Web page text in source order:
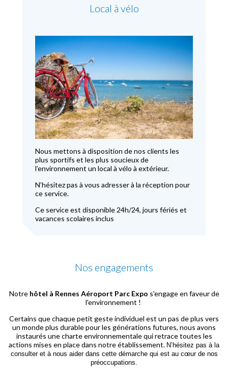
Local à vélo
Nous mettons à disposition de nos clients les
plus sportifs et les plus soucieux de
l’environnement un local à vélo à extérieur.
N’hésitez pas à vous adresser à la réception pour
ce service.
Ce service est disponible 24h/24, jours fériés et
vacances scolaires inclus
Nos engagements
Notre hôtel à Rennes Aéroport Parc Expo s'engage en faveur de
l'environnement !
Certains que chaque petit geste individuel est un pas de plus vers
un monde plus durable pour les générations futures, nous avons
instaurés une charte environnementale qui retrace toutes les
actions mises en place dans notre établissement. N’hésitez pas à la
consulter et à nous aider dans cette démarche qui est au cœur de nos
préoccupations.